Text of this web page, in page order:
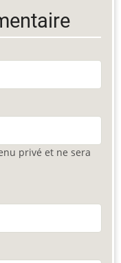
privé et ne sera